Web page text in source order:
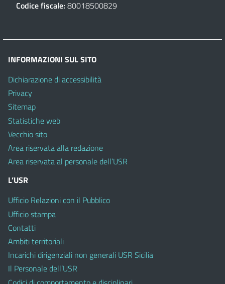
Codice fiscale: 80018500829
INFORMAZIONI SUL SITO
Dichiarazione di accessibilità
Privacy
Sitemap
Statistiche web
Vecchio sito
Area riservata alla redazione
Area riservata al personale dell’USR
L’USR
Ufficio Relazioni con il Pubblico
Ufficio stampa
Contatti
Ambiti territoriali
Incarichi dirigenziali non generali USR Sicilia
Il Personale dell’USR